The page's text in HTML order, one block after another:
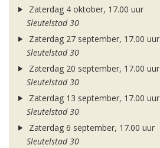
Zaterdag 4 oktober, 17.00 uur
Sleutelstad 30
Zaterdag 27 september, 17.00 uur
Sleutelstad 30
Zaterdag 20 september, 17.00 uur
Sleutelstad 30
Zaterdag 13 september, 17.00 uur
Sleutelstad 30
Zaterdag 6 september, 17.00 uur
Sleutelstad 30